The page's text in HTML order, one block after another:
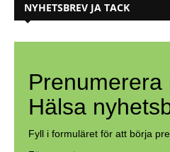
NYHETSBREV JA TACK